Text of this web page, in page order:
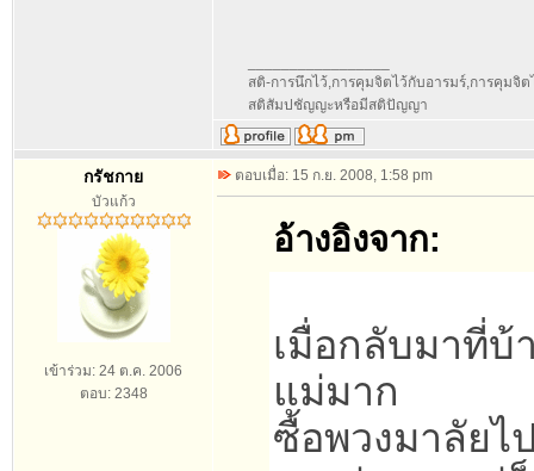
สติ-การนึกไว้,การคุมจิตไว้กับอารมร์,การคุมจิ
สติสัมปชัญญะหรือมีสติปัญญา
กรัชกาย
บัวแก้ว
เข้าร่วม: 24 ต.ค. 2006
ตอบ: 2348
ตอบเมื่อ: 15 ก.ย. 2008, 1:58 pm
อ้างอิงจาก:
เมื่อกลับมาที่
แม่มาก
ซื้อพวงมาลัยไ